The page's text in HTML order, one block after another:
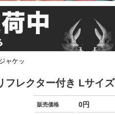
ャケッ
フレクター付き Lサイズ
販売価格 0円